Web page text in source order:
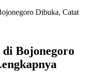
Dibuka, Catat
Bojonegoro